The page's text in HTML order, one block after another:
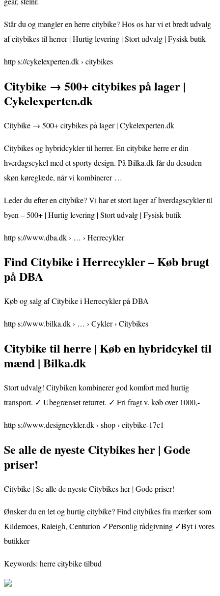
Står du og mangler en herre citybike? Hos os har vi et bredt udvalg
af citybikes til herrer | Hurtig levering | Stort udvalg | Fysisk butik
http s://cykelexperten.dk › citybikes
Citybike → 500+ citybikes på lager |
Cykelexperten.dk
Citybike → 500+ citybikes på lager | Cykelexperten.dk
Citybikes og hybridcykler til herrer. En citybike herre er din
hverdagscykel med et sporty design. På Bilka.dk får du desuden
skøn køreglæde, når vi kombinerer …
Leder du efter en citybike? Vi har et stort lager af hverdagscykler til
byen – 500+ | Hurtig levering | Stort udvalg | Fysisk butik
http s://www.dba.dk › … › Herrecykler
Find Citybike i Herrecykler – Køb brugt
på DBA
Køb og salg af Citybike i Herrecykler på DBA
http s://www.bilka.dk › … › Cykler › Citybikes
Citybike til herre | Køb en hybridcykel til
mænd | Bilka.dk
Stort udvalg! Citybiken kombinerer god komfort med hurtig
transport. ✓ Ubegrænset returret. ✓ Fri fragt v. køb over 1000,-
http s://www.designcykler.dk › shop › citybike-17c1
Se alle de nyeste Citybikes her | Gode
priser!
Citybike | Se alle de nyeste Citybikes her | Gode priser!
Ønsker du en let og hurtig citybike? Find citybikes fra mærker som
Kildemoes, Raleigh, Centurion ✓Personlig rådgivning ✓Byt i vores
butikker
Keywords: herre citybike tilbud